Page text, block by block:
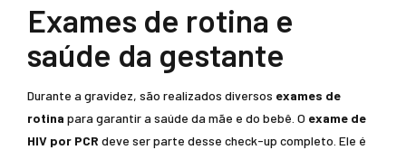
Exames de rotina e
saúde da gestante
Durante a gravidez, são realizados diversos exames de
rotina para garantir a saúde da mãe e do bebê. O exame de
HIV por PCR deve ser parte desse check-up completo. Ele é